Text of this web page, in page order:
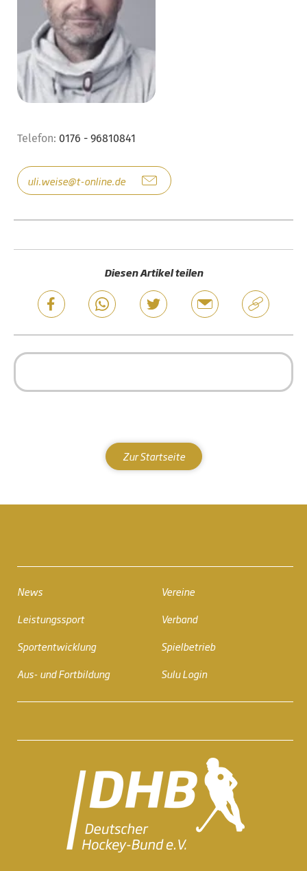
Telefon: 0176 - 96810841
uli.weise@t-online.de
Diesen Artikel teilen
Zur Startseite
News
Leistungssport
Sportentwicklung
Aus- und Fortbildung
Vereine
Verband
Spielbetrieb
Sulu Login